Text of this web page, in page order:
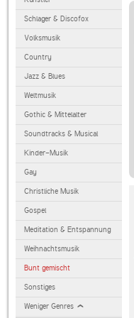
Schlager & Discofox
Volksmusik
Country
Jazz & Blues
Weltmusik
Gothic & Mittelalter
Soundtracks & Musical
Kinder-Musik
Gay
Christliche Musik
Gospel
Meditation & Entspannung
Weihnachtsmusik
Bunt gemischt
Sonstiges
Weniger Genres
OLDIE
BR-KLASSIK